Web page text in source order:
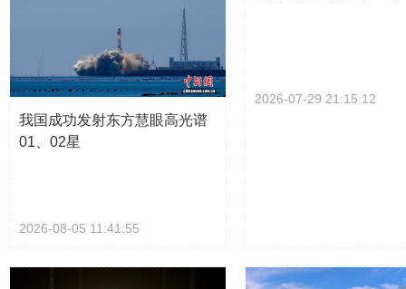
我国成功发射东方慧眼高光谱
01、02星
2026-08-05 11:41:55
2026-07-29 21:15:12